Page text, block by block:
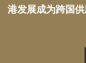
港发展成为跨国供